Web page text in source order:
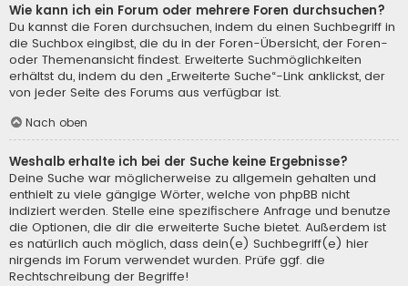
Wie kann ich ein Forum oder mehrere Foren durchsuchen?
Du kannst die Foren durchsuchen, indem du einen Suchbegriff in
die Suchbox eingibst, die du in der Foren-Übersicht, der Foren-
oder Themenansicht findest. Erweiterte Suchmöglichkeiten
erhältst du, indem du den „Erweiterte Suche“-Link anklickst, der
von jeder Seite des Forums aus verfügbar ist.
Nach oben
Weshalb erhalte ich bei der Suche keine Ergebnisse?
Deine Suche war möglicherweise zu allgemein gehalten und
enthielt zu viele gängige Wörter, welche von phpBB nicht
indiziert werden. Stelle eine spezifischere Anfrage und benutze
die Optionen, die dir die erweiterte Suche bietet. Außerdem ist
es natürlich auch möglich, dass dein(e) Suchbegriff(e) hier
nirgends im Forum verwendet wurden. Prüfe ggf. die
Rechtschreibung der Begriffe!